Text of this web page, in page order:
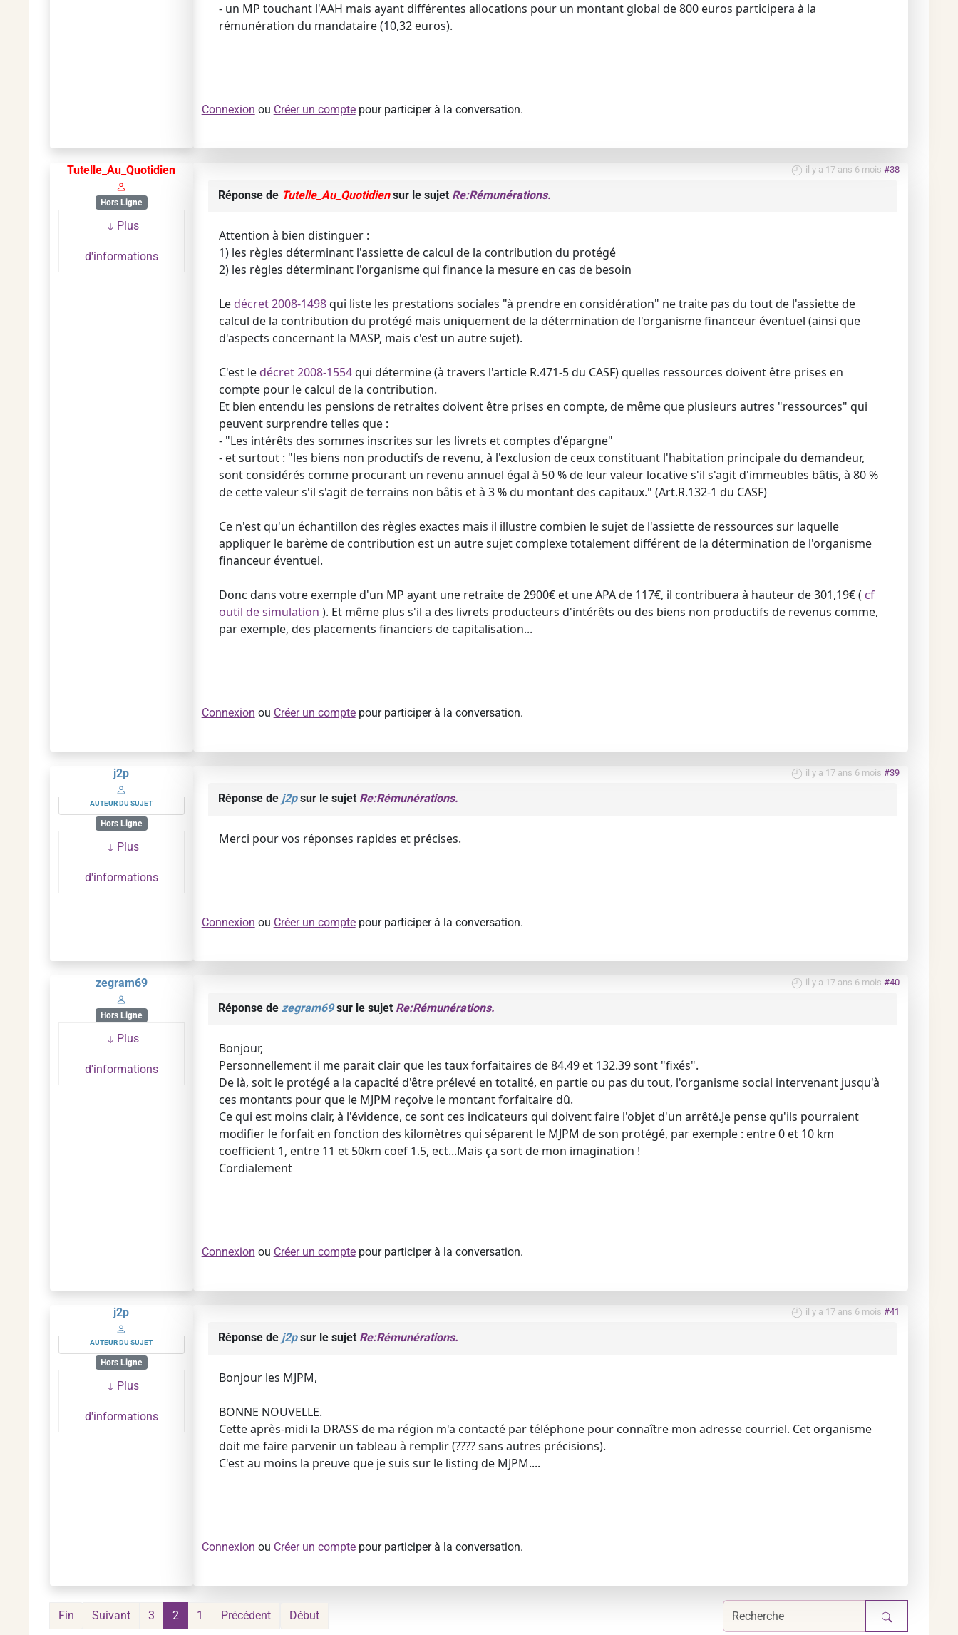
- un MP touchant l'AAH mais ayant différentes allocations pour un montant global de 800 euros participera à la
rémunération du mandataire (10,32 euros).
Connexion ou Créer un comptepour participer à la conversation.
Tutelle_Au_Quotidien
Hors Ligne
Plus
d'informations
il y a 17 ans 6 mois #38
Réponse de Tutelle_Au_Quotidiensur le sujet Re:Rémunérations.
Attention à bien distinguer :
1) les règles déterminant l'assiette de calcul de la contribution du protégé
2) les règles déterminant l'organisme qui finance la mesure en cas de besoin
Le décret 2008-1498qui liste les prestations sociales "à prendre en considération" ne traite pas du tout de l'assiette de
calcul de la contribution du protégé mais uniquement de la détermination de l'organisme financeur éventuel (ainsi que
d'aspects concernant la MASP, mais c'est un autre sujet).
C'est le décret 2008-1554qui détermine (à travers l'article R.471-5 du CASF) quelles ressources doivent être prises en
compte pour le calcul de la contribution.
Et bien entendu les pensions de retraites doivent être prises en compte, de même que plusieurs autres "ressources" qui
peuvent surprendre telles que :
- "Les intérêts des sommes inscrites sur les livrets et comptes d'épargne"
- et surtout : "les biens non productifs de revenu, à l'exclusion de ceux constituant l'habitation principale du demandeur,
sont considérés comme procurant un revenu annuel égal à 50 % de leur valeur locative s'il s'agit d'immeubles bâtis, à 80 %
de cette valeur s'il s'agit de terrains non bâtis et à 3 % du montant des capitaux." (Art.R.132-1 du CASF)
Ce n'est qu'un échantillon des règles exactes mais il illustre combien le sujet de l'assiette de ressources sur laquelle
appliquer le barème de contribution est un autre sujet complexe totalement différent de la détermination de l'organisme
financeur éventuel.
Donc dans votre exemple d'un MP ayant une retraite de 2900€ et une APA de 117€, il contribuera à hauteur de 301,19€ ( cf
outil de simulation ). Et même plus s'il a des livrets producteurs d'intérêts ou des biens non productifs de revenus comme,
par exemple, des placements financiers de capitalisation...
Connexion ou Créer un comptepour participer à la conversation.
j2p
AUTEUR DU SUJET
Hors Ligne
Plus
d'informations
il y a 17 ans 6 mois #39
Réponse de j2psur le sujet Re:Rémunérations.
Merci pour vos réponses rapides et précises.
Connexion ou Créer un comptepour participer à la conversation.
zegram69
Hors Ligne
Plus
d'informations
il y a 17 ans 6 mois #40
Réponse de zegram69sur le sujet Re:Rémunérations.
Bonjour,
Personnellement il me parait clair que les taux forfaitaires de 84.49 et 132.39 sont "fixés".
De là, soit le protégé a la capacité d'être prélevé en totalité, en partie ou pas du tout, l'organisme social intervenant jusqu'à
ces montants pour que le MJPM reçoive le montant forfaitaire dû.
Ce qui est moins clair, à l'évidence, ce sont ces indicateurs qui doivent faire l'objet d'un arrêté.Je pense qu'ils pourraient
modifier le forfait en fonction des kilomètres qui séparent le MJPM de son protégé, par exemple : entre 0 et 10 km
coefficient 1, entre 11 et 50km coef 1.5, ect...Mais ça sort de mon imagination !
Cordialement
Connexion ou Créer un comptepour participer à la conversation.
j2p
AUTEUR DU SUJET
Hors Ligne
Plus
d'informations
il y a 17 ans 6 mois #41
Réponse de j2psur le sujet Re:Rémunérations.
Bonjour les MJPM,
BONNE NOUVELLE.
Cette après-midi la DRASS de ma région m'a contacté par téléphone pour connaître mon adresse courriel. Cet organisme
doit me faire parvenir un tableau à remplir (???? sans autres précisions).
C'est au moins la preuve que je suis sur le listing de MJPM....
Connexion ou Créer un comptepour participer à la conversation.
Début
Précédent
1
2
3
Suivant
Fin